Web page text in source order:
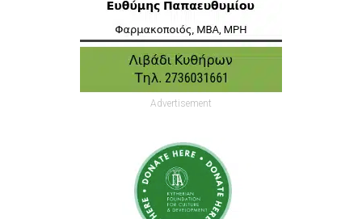
Advertisement